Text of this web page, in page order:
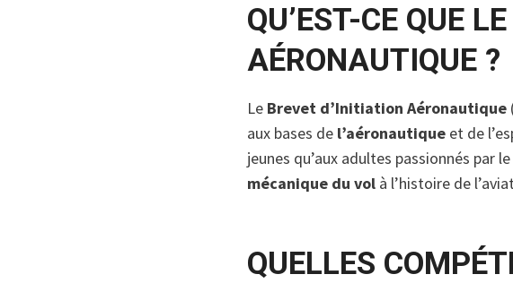
QU’EST-CE QUE
AÉRONAUTIQUE ?
Le Brevet d’Initiation Aéronautique
aux bases de l’aéronautique et de
jeunes qu’aux adultes passionnés par
mécanique du vol à l’histoire de
QUELLES